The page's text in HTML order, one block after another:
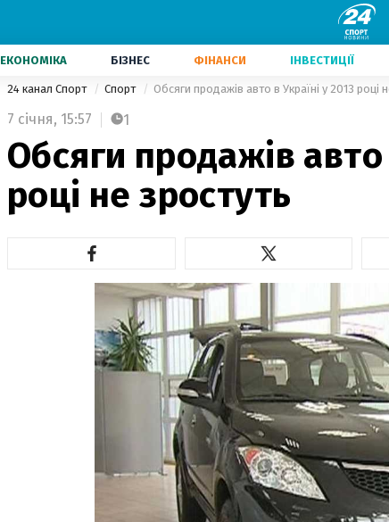
ЕКОНОМІКА БІЗНЕС ФІНАНСИ ІНВЕСТИЦІЇ
24 канал Спорт Спорт Обсяги продажів авто в Україні у 2013 році
7 січня, 15:57 1
Обсяги продажів авто
році не зростуть